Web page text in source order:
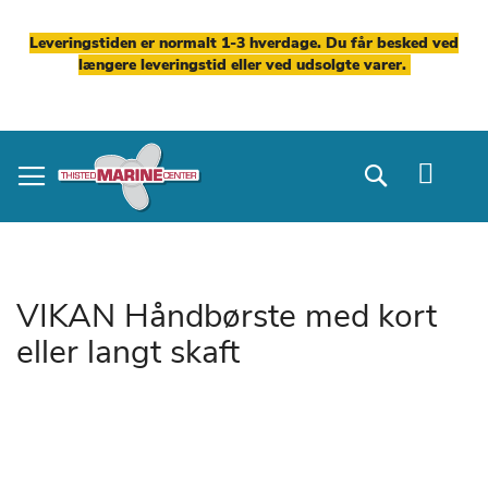
Leveringstiden er normalt 1-3 hverdage. Du får besked ved
længere leveringstid eller ved udsolgte varer.
to
Content
Search
VIKAN Håndbørste med kort
eller langt skaft